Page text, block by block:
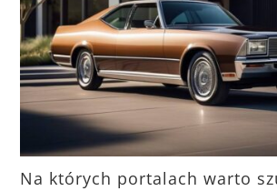
Na których portalach warto